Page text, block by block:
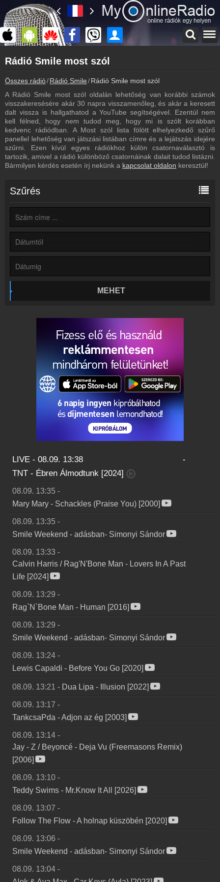
myonlineradio.hu
Rádió Smile
Vissza a Rádió Smile oldalára
Bejelentkezés
Hozz létre saját fiókot!
Műsorújság
Rádió Smile műsorai
Hírek
Rádió Smile kapcsolatos hírek
Írj nekünk!
Partnerek
Rádiós partnerek
Rádió beágyazás
Ágyazd be weboldaladba
Online rádió készítés
Készítés lépésről lépésre
Rádió Smile most szól
Összes rádió Rádió Smile
Rádió Smile most szól
A Rádió Smile most szól oldalán lehetőség van korábbi számok
visszakeresésére akár 30 napra visszamenőleg, és akár a keresett
dalt vissza is hallgathatod a YouTube segítségével. Ezentúl nem
kell félned, hogy nem tudod meg, hogy mi is szólt korábban
kedvenc rádiódban. A Most szól lista fölött elhelyezkedő szűrő
panellel lehetőség van játszási listában címre és a lejátszás idejére
szűrni. Ezen kívül egyes rádiókhoz külön csatornaválasztó is
tartozik, amivel a rádió különböző csatornáinak dalait tudod listázni.
Bármilyen kérdés esetén írj nekünk a kapcsolat oldalon keresztül!
Szűrés
MEHET
LIVE - 08.09. 13:38 -
TNT - Ébren Álmodtunk [2024]
08.09. 13:35 -
Mary Mary - Schackles (Praise You) [2000]
08.09. 13:35 -
Smile Weekend - adásban- Simonyi Sándor
08.09. 13:33 -
Calvin Harris / Rag'N'Bone Man - Lovers In A Past
Life [2024]
08.09. 13:29 -
Rag`N`Bone Man - Human [2016]
08.09. 13:29 -
Smile Weekend - adásban- Simonyi Sándor
08.09. 13:24 -
Lewis Capaldi - Before You Go [2020]
08.09. 13:21 - Dua Lipa - Illusion [2022]
08.09. 13:17 -
TankcsaPda -Adjon az ég [2003]
08.09. 13:14 -
Jay - Z / Beyoncé - Deja Vu (Freemasons Remix)
[2006]
08.09. 13:10 -
Teddy Swims - Mr.Know It All [2026]
08.09. 13:07 -
Follow The Flow -A holnap küszöbén [2020]
08.09. 13:06 -
Smile Weekend - adásban- Simonyi Sándor
08.09. 13:04 -